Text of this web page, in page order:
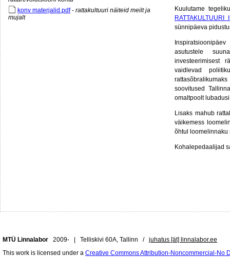
konv materjalid.pdf- rattakultuuri näiteid meilt ja
mujalt
Kuulutame
RATTAKULTUURI
sünnipäeva
asutustele
investeerimisest
vaidlevad
soovitused
omaltpoolt
Lisaks mahub
väikemess
õhtul loomelinnaku
Kohalepedaalijad
MTÜ Linnalabor 2009- | Telliskivi 60A, Tallinn / juhatus [ät] linnalabor.ee
This work is licensed under a Creative Commons Attribution-Noncommercial-No